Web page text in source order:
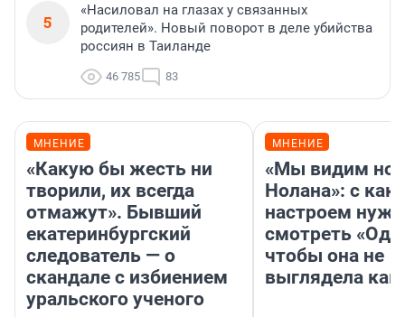
5
«Насиловал на глазах у связанных
родителей». Новый поворот в деле убийства
россиян в Таиланде
46 785 83
МНЕНИЕ
«Какую бы жесть ни
творили, их всегда
отмажут». Бывший
екатеринбургский
следователь — о
скандале с избиением
уральского ученого
МНЕНИЕ
«Мы видим
Нолана»: с
настроем
смотреть
чтобы она не
выглядела как